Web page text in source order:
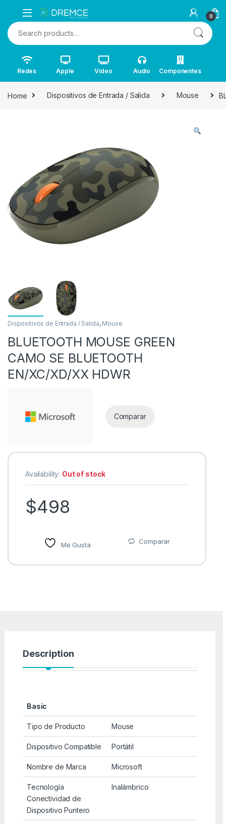
0
Search for:
Redes Apple Video Audio Componentes
Home Dispositivos de Entrada / Salida Mouse
Dispositivos de Entrada / Salida, Mouse
BLUETOOTH MOUSE GREEN
CAMO SE BLUETOOTH
EN/XC/XD/XX HDWR
Comparar
Availability: Out of stock
$498
Me Gusta Comparar
Description
Basic
Tipo de Producto Mouse
Dispositivo Compatible Portátil
Nombre de Marca Microsoft
Tecnología
Conectividad de
Dispositivo Puntero
Inalámbrico